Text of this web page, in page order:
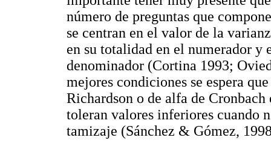
número de preguntas que
se centran en el valor de la
en su totalidad en el numerador y
denominador (Cortina 1993;
mejores condiciones se espera
Richardson o de alfa de
toleran valores inferiores cuando
tamizaje (Sánchez & Gómez,